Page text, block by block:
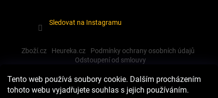
Tento web používá soubory cookie. Dalším procházením
tohoto webu vyjadřujete souhlas s jejich používáním.
Sledovat na Instagramu
Zboží.cz Heureka.cz
Podmínky ochrany osobních údajů
Odstoupení od smlouvy